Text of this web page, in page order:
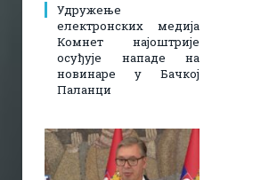
Удружење
електронских медија
Комнет најоштрије
осуђује нападе на
новинаре у Бачкој
Паланци